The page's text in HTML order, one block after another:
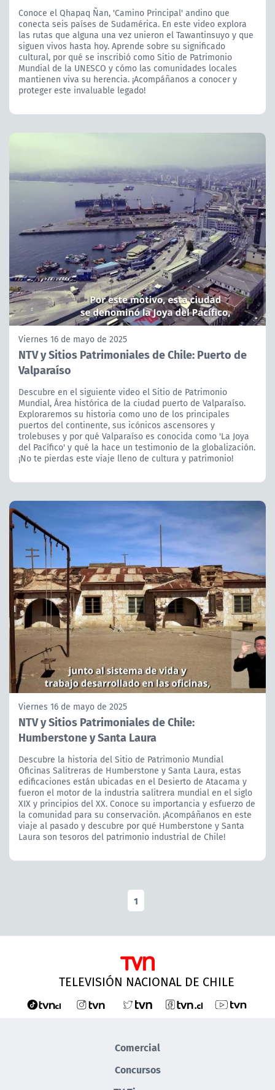
Conoce el Qhapaq Ñan, 'Camino Principal' andino que
conecta seis países de Sudamérica. En este video explora
las rutas que alguna una vez unieron el Tawantinsuyo y que
siguen vivos hasta hoy. Aprende sobre su significado
cultural, por qué se inscribió como Sitio de Patrimonio
Mundial de la UNESCO y cómo las comunidades locales
mantienen viva su herencia. ¡Acompáñanos a conocer y
proteger este invaluable legado!
Viernes 16 de mayo de 2025
NTV y Sitios Patrimoniales de Chile: Puerto de
Valparaíso
Descubre en el siguiente video el Sitio de Patrimonio
Mundial, Área histórica de la ciudad puerto de Valparaíso.
Exploraremos su historia como uno de los principales
puertos del continente, sus icónicos ascensores y
trolebuses y por qué Valparaíso es conocida como 'La Joya
del Pacífico' y qué la hace un testimonio de la globalización.
¡No te pierdas este viaje lleno de cultura y patrimonio!
Viernes 16 de mayo de 2025
NTV y Sitios Patrimoniales de Chile:
Humberstone y Santa Laura
Descubre la historia del Sitio de Patrimonio Mundial
Oficinas Salitreras de Humberstone y Santa Laura, estas
edificaciones están ubicadas en el Desierto de Atacama y
fueron el motor de la industria salitrera mundial en el siglo
XIX y principios del XX. Conoce su importancia y esfuerzo de
la comunidad para su conservación. ¡Acompáñanos en este
viaje al pasado y descubre por qué Humberstone y Santa
Laura son tesoros del patrimonio industrial de Chile!
1
TELEVISIÓN NACIONAL DE CHILE
Comercial
Concursos